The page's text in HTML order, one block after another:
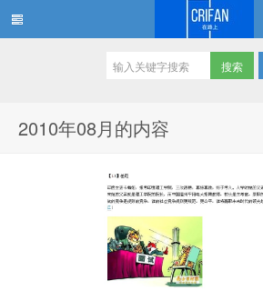
2010年08月的内容